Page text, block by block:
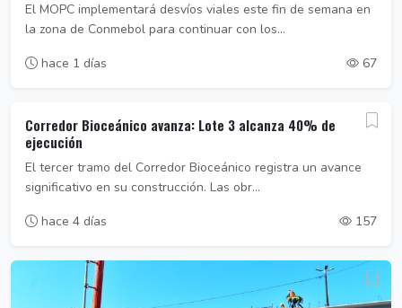
El MOPC implementará desvíos viales este fin de semana en
la zona de Conmebol para continuar con los...
hace 1 días
67
Corredor Bioceánico avanza: Lote 3 alcanza 40% de
ejecución
El tercer tramo del Corredor Bioceánico registra un avance
significativo en su construcción. Las obr...
hace 4 días
157